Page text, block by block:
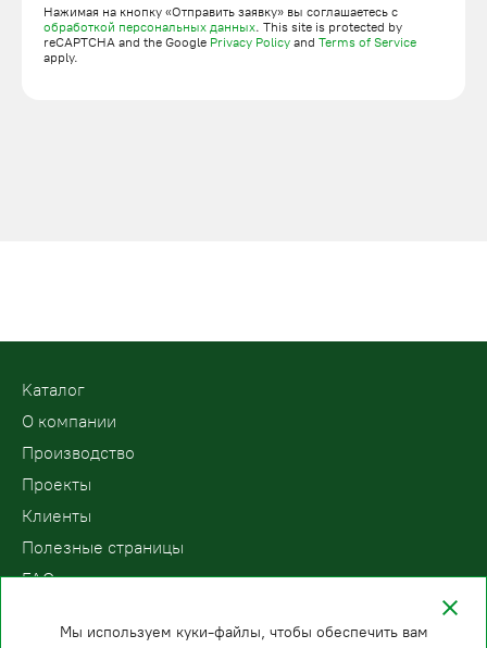
Нажимая на кнопку «Отправить заявку» вы соглашаетесь с
обработкой персональных данных. This site is protected by
reCAPTCHA and the Google Privacy Policy and Terms of Service
apply.
Kаталог
О компании
Производство
Проекты
Клиенты
Полезные страницы
FAQ
Мы используем куки-файлы, чтобы обеспечить вам